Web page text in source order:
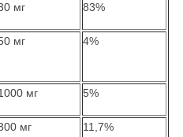
мг 83%
мг 4%
мг 5%
мг 11,7%